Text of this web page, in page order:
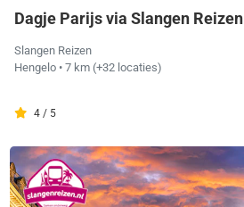
Dagje Parijs via Slangen Reizen
Slangen Reizen
Hengelo • 7 km (+32 locaties)
4 / 5